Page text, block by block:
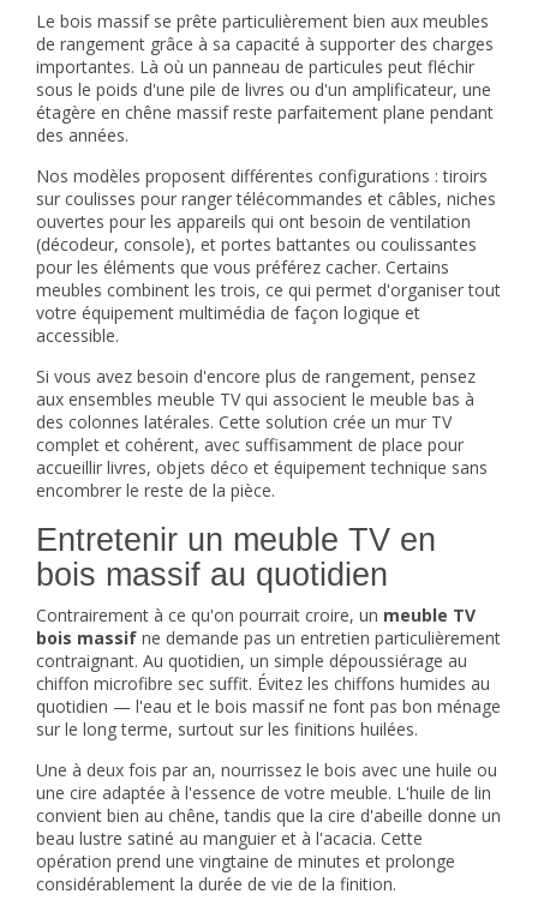
Le bois massif se prête particulièrement bien aux meubles
de rangement grâce à sa capacité à supporter des charges
importantes. Là où un panneau de particules peut fléchir
sous le poids d'une pile de livres ou d'un amplificateur, une
étagère en chêne massif reste parfaitement plane pendant
des années.
Nos modèles proposent différentes configurations : tiroirs
sur coulisses pour ranger télécommandes et câbles, niches
ouvertes pour les appareils qui ont besoin de ventilation
(décodeur, console), et portes battantes ou coulissantes
pour les éléments que vous préférez cacher. Certains
meubles combinent les trois, ce qui permet d'organiser tout
votre équipement multimédia de façon logique et
accessible.
Si vous avez besoin d'encore plus de rangement, pensez
aux ensembles meuble TVqui associent le meuble bas à
des colonnes latérales. Cette solution crée un mur TV
complet et cohérent, avec suffisamment de place pour
accueillir livres, objets déco et équipement technique sans
encombrer le reste de la pièce.
Entretenir un meuble TV en
bois massif au quotidien
Contrairement à ce qu'on pourrait croire, un meuble TV
bois massif ne demande pas un entretien particulièrement
contraignant. Au quotidien, un simple dépoussiérage au
chiffon microfibre sec suffit. Évitez les chiffons humides au
quotidien — l'eau et le bois massif ne font pas bon ménage
sur le long terme, surtout sur les finitions huilées.
Une à deux fois par an, nourrissez le bois avec une huile ou
une cire adaptée à l'essence de votre meuble. L'huile de lin
convient bien au chêne, tandis que la cire d'abeille donne un
beau lustre satiné au manguier et à l'acacia. Cette
opération prend une vingtaine de minutes et prolonge
considérablement la durée de vie de la finition.